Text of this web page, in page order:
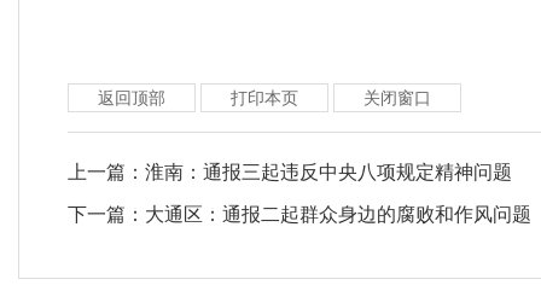
返回顶部 打印本页 关闭窗口
上一篇： 淮南：通报三起违反中央八项规定精神问题
下一篇： 大通区：通报二起群众身边的腐败和作风问题